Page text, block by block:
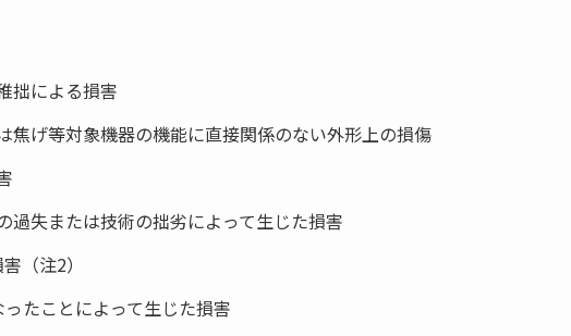
拙による損害
焦げ等対象機器の機能に直接関係のない外形上の損傷
失または技術の拙劣によって生じた損害
（注2）
たことによって生じた損害